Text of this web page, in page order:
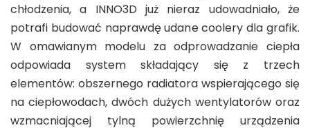
chłodzenia, a INNO3D już nieraz udowadniało, że
potrafi budować naprawdę udane coolery dla grafik.
W omawianym modelu za odprowadzanie ciepła
odpowiada system składający się z trzech
elementów: obszernego radiatora wspierającego się
na ciepłowodach, dwóch dużych wentylatorów oraz
wzmacniającej tylną powierzchnię urządzenia